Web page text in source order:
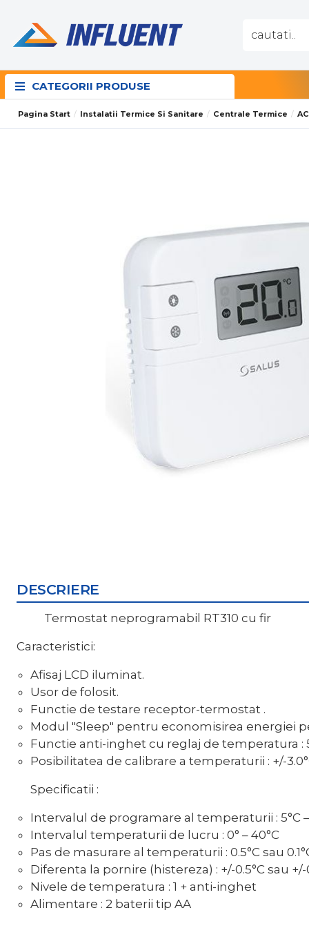
CATEGORII PRODUSE
Pagina Start Instalatii Termice Si Sanitare Centrale Termice
DESCRIERE
Termostat neprogramabil RT310 cu fir
Caracteristici:
Afisaj LCD iluminat.
Usor de folosit.
Functie de testare receptor-termostat .
Modul "Sleep" pentru economisirea energiei
Functie anti-inghet cu reglaj de temperatura :
Posibilitatea de calibrare a temperaturii : +/-
Specificatii :
Intervalul de programare al temperaturii : 5°C –
Intervalul temperaturii de lucru : 0° – 40°C
Pas de masurare al temperaturii : 0.5°C sau
Diferenta la pornire (histereza) : +/-0.5°C sau +/-
Nivele de temperatura : 1 + anti-inghet
Alimentare : 2 baterii tip AA